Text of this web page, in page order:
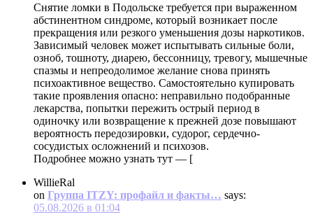
Снятие ломки в Подольске требуется при выраженном
абстинентном синдроме, который возникает после
прекращения или резкого уменьшения дозы наркотиков.
Зависимый человек может испытывать сильные боли,
озноб, тошноту, диарею, бессонницу, тревогу, мышечные
спазмы и непреодолимое желание снова принять
психоактивное вещество. Самостоятельно купировать
такие проявления опасно: неправильно подобранные
лекарства, попытки пережить острый период в
одиночку или возвращение к прежней дозе повышают
вероятность передозировки, судорог, сердечно-
сосудистых осложнений и психозов.
Подробнее можно узнать тут — [
WillieRal
on Группа ITZY: профайл и факты… says:
05.08.2026 в 01:04